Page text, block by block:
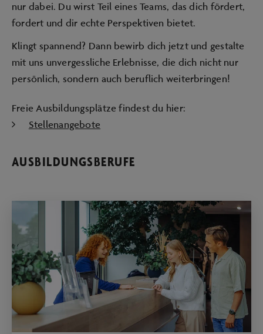
nur dabei. Du wirst Teil eines Teams, das dich fördert,
fordert und dir echte Perspektiven bietet.
Klingt spannend? Dann bewirb dich jetzt und gestalte
mit uns unvergessliche Erlebnisse, die dich nicht nur
persönlich, sondern auch beruflich weiterbringen!
Freie Ausbildungsplätze findest du hier:
Stellenangebote
AUSBILDUNGSBERUFE